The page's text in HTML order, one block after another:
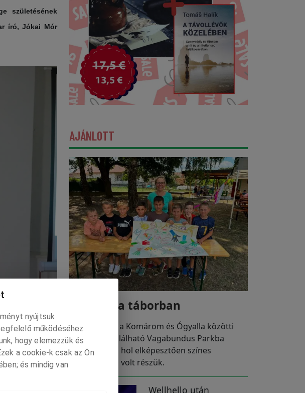
születésének
író, Jókai Mór
Albert,
Sándor...
AJÁNLOTT
Kölykök a táborban
Csütörtökön a Komárom és Ógyalla közötti
pusztában található Vagabundus Parkba
látogattak el, hol elképesztően színes
kalandokban volt részük.
Wellhello után
nyújtsuk
működéséhez.
hogy elemezzük és
a cookie-k csak az Ön
és mindig van